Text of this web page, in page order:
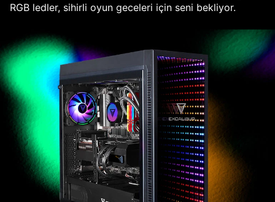
RGB ledler, sihirli oyun geceleri için seni bekliyor.